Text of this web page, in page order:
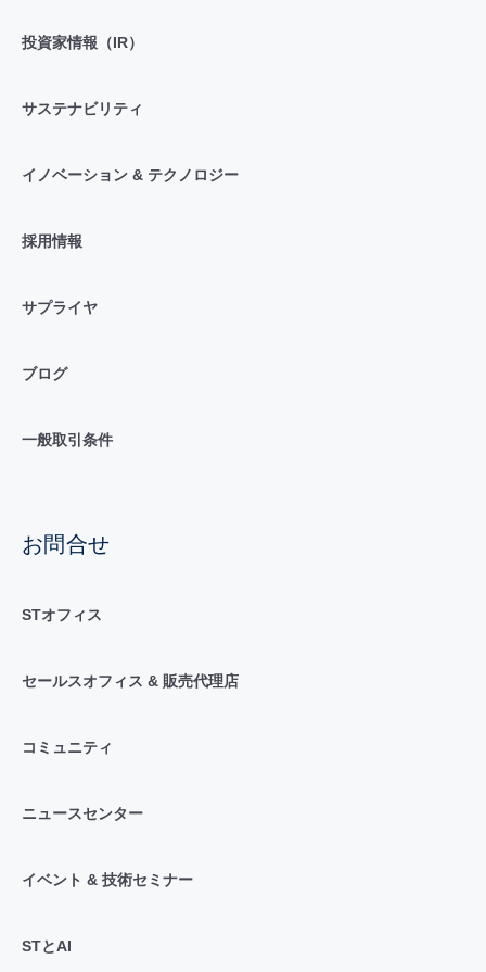
投資家情報（IR）
サステナビリティ
イノベーション & テクノロジー
採用情報
サプライヤ
ブログ
一般取引条件
お問合せ
STオフィス
セールスオフィス & 販売代理店
コミュニティ
ニュースセンター
イベント & 技術セミナー
STとAI